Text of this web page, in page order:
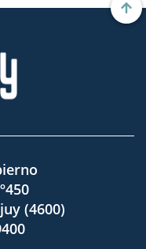
(4600)